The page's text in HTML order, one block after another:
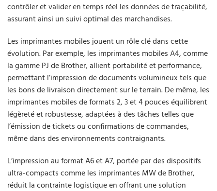
contrôler et valider en temps réel les données de traçabilité,
assurant ainsi un suivi optimal des marchandises.
Les imprimantes mobiles jouent un rôle clé dans cette
évolution. Par exemple, les imprimantes mobiles A4, comme
la gamme PJ de Brother, allient portabilité et performance,
permettant l’impression de documents volumineux tels que
les bons de livraison directement sur le terrain. De même, les
imprimantes mobiles de formats 2, 3 et 4 pouces équilibrent
légèreté et robustesse, adaptées à des tâches telles que
l’émission de tickets ou confirmations de commandes,
même dans des environnements contraignants.
L’impression au format A6 et A7, portée par des dispositifs
ultra-compacts comme les imprimantes MW de Brother,
réduit la contrainte logistique en offrant une solution